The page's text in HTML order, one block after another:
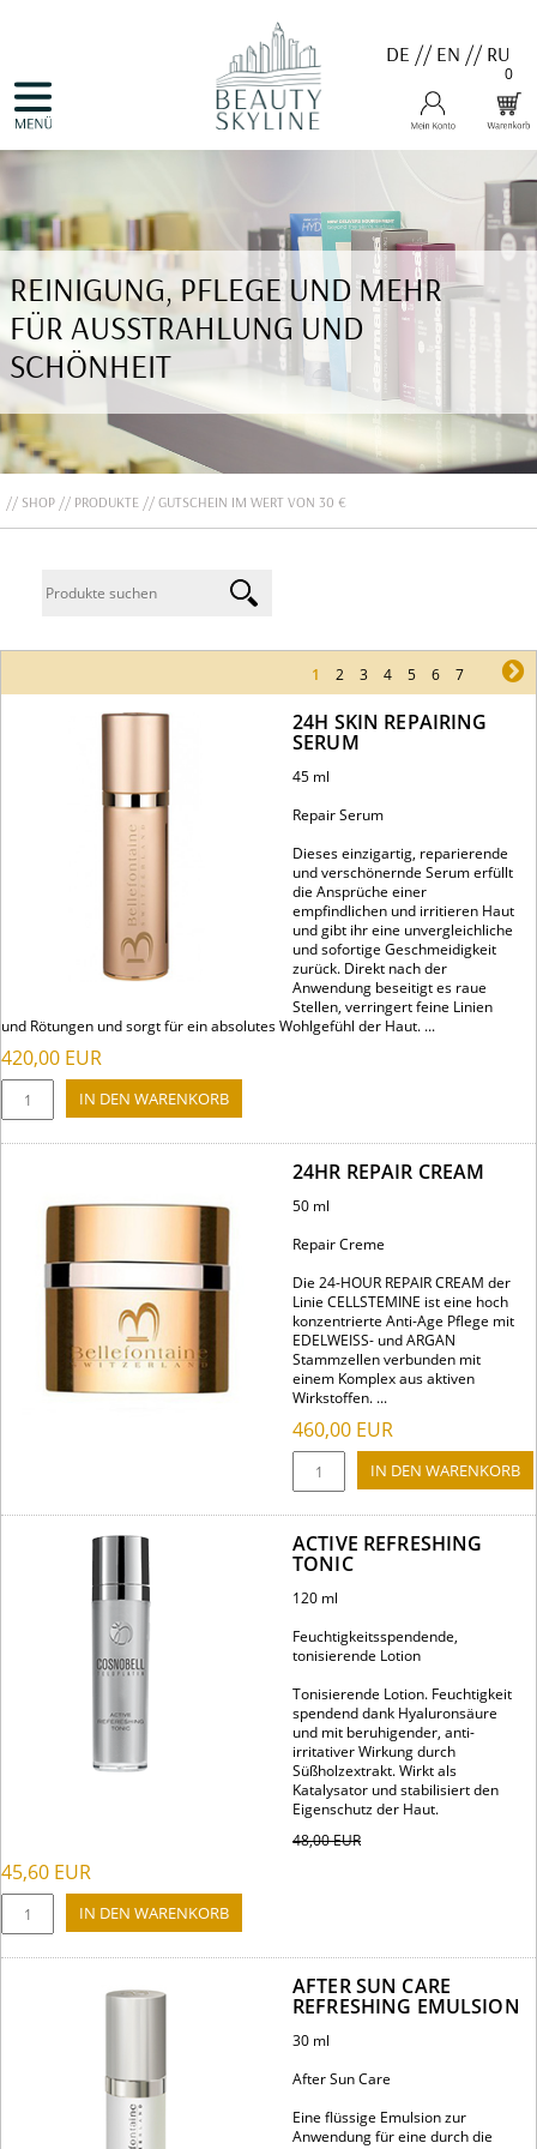
DE //EN //RU
0
NAVIGATION
VALMONT
MENARD
MEDER
COSNOBELL
PROBIO DERM・INFO
BELLEFONTAINE
DERMALOGICA
EVA GARDEN
APHRO CELINA
ANGEBOTE
REINIGUNG, PFLEGE UND MEHR
FÜR AUSSTRAHLUNG UND
SCHÖNHEIT
SHOP PRODUKTE GUTSCHEIN IM WERT VON 30 €
1 2 3 4 5 6 7
24H SKIN REPAIRING
SERUM
45 ml
Repair Serum
Dieses einzigartig, reparierende
und verschönernde Serum erfüllt
die Ansprüche einer
empfindlichen und irritieren Haut
und gibt ihr eine unvergleichliche
und sofortige Geschmeidigkeit
zurück. Direkt nach der
Anwendung beseitigt es raue
Stellen, verringert feine Linien
und Rötungen und sorgt für ein absolutes Wohlgefühl der Haut. ...
420,00 EUR
24HR REPAIR CREAM
50 ml
Repair Creme
Die 24-HOUR REPAIR CREAM der
Linie CELLSTEMINE ist eine hoch
konzentrierte Anti-Age Pflege mit
EDELWEISS- und ARGAN
Stammzellen verbunden mit
einem Komplex aus aktiven
Wirkstoffen. ...
460,00 EUR
ACTIVE REFRESHING
TONIC
120 ml
Feuchtigkeitsspendende,
tonisierende Lotion
Tonisierende Lotion. Feuchtigkeit
spendend dank Hyaluronsäure
und mit beruhigender, anti-
irritativer Wirkung durch
Süßholzextrakt. Wirkt als
Katalysator und stabilisiert den
Eigenschutz der Haut.
48,00EUR
45,60 EUR
AFTER SUN CARE
REFRESHING EMULSION
30 ml
After Sun Care
Eine flüssige Emulsion zur
Anwendung für eine durch die